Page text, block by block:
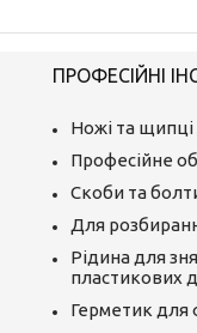
ПРОФЕСІЙНІ
Ножі та
Професійне
Скоби та
Для
Рідина для
пластикових
Герметик для